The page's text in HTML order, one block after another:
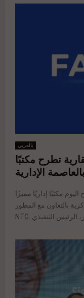
بالعربي
تطرح مكتبًا
الإدارية
مكتبًا إداريًا مميزًا
بالتعاون مع المطور